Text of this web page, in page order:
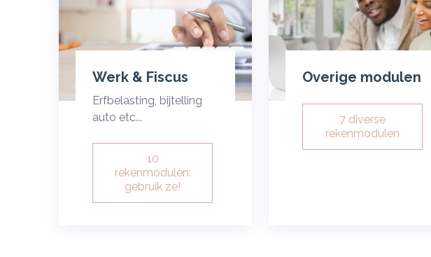
Werk & Fiscus
Erfbelasting, bijtelling
auto etc...
10
rekenmodulen:
gebruik ze!
Overige modulen
7 diverse
rekenmodulen